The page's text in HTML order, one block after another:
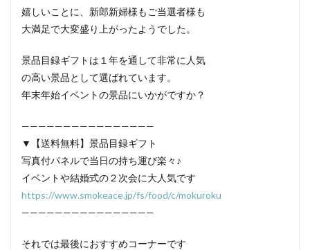
嬉しいことに、新郎新婦様もご当選者様も
大満足で大変盛り上がったようでした。
景品目録ギフトは１年を通して非常に人気
の高い景品として選ばれています。
年末年始イベントの景品にいかがですか？
————————————————
▼【送料無料】景品目録ギフト
写真付パネルで当日の持ち運び楽々♪
イベントや結婚式の２次会に大人気です
https://www.smokeace.jp/fs/food/c/mokuroku
————————————————
それでは最後におすすめコーナーです